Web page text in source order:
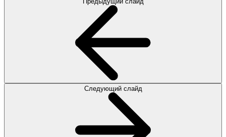
Следующий слайд